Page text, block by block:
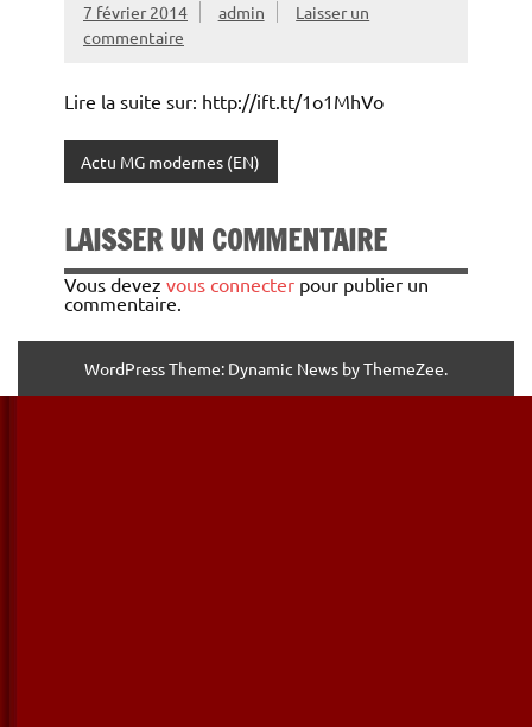
7 février 2014 admin
Laisser un
commentaire
Lire la suite sur: http://ift.tt/1o1MhVo
Actu MG modernes (EN)
LAISSER UN COMMENTAIRE
Vous devez vous connecter pour publier un
commentaire.
WordPress Theme: Dynamic News by ThemeZee.